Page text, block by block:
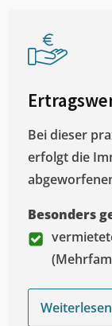
Bei dieser
erfolgt die
Besonders
Weiterlesen